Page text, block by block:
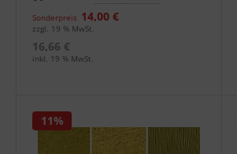
Sonderpreis 14,00 €
zzgl. 19 % MwSt.
16,66 €
inkl. 19 % MwSt.
11%